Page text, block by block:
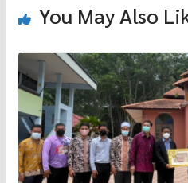
You May Also